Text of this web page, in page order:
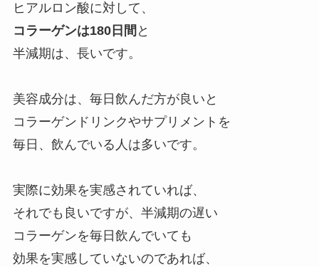
ヒアルロン酸に対して、
コラーゲンは180日間 と
半減期は、長いです。
美容成分は、毎日飲んだ方が良いと
コラーゲンドリンクやサプリメントを
毎日、飲んでいる人は多いです。
実際に効果を実感されていれば、
それでも良いですが、半減期の遅い
コラーゲンを毎日飲んでいても
効果を実感していないのであれば、